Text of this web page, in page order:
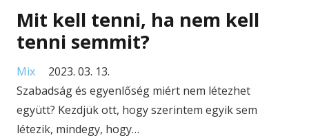
Mit kell tenni, ha nem kell
tenni semmit?
Mix
2023. 03. 13.
Szabadság és egyenlőség miért nem létezhet
együtt? Kezdjük ott, hogy szerintem egyik sem
létezik, mindegy, hogy…